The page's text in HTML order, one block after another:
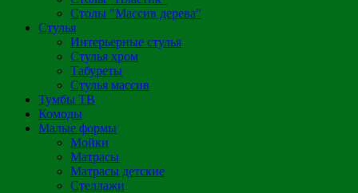
Столы "Массив дерева"
Стулья
Интерьерные стулья
Стулья хром
Табуреты
Стулья массив
Тумбы ТВ
Комоды
Малые формы
Мойки
Матрасы
Матрасы детские
Стеллажи